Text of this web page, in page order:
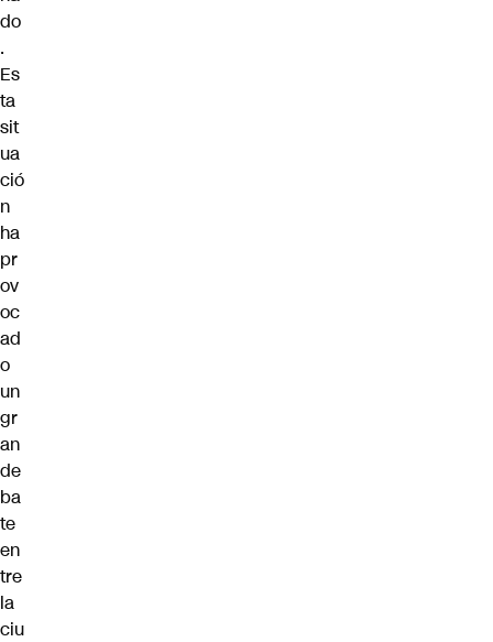
do
.
Es
ta
sit
ua
ció
n
ha
pr
ov
oc
ad
o
un
gr
an
de
ba
te
en
tre
la
ciu